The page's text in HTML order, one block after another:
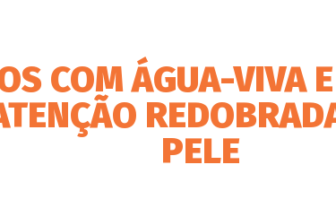
COM ÁGUA-VIVA
PELE